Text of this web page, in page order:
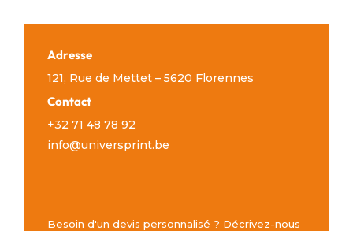
Adresse
121, Rue de Mettet – 5620 Florennes
Contact
+32 71 48 78 92
info@universprint.be
Besoin d'un devis personnalisé ? Décrivez-nous